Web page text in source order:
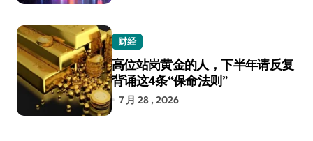
财经
高位站岗黄金的人，下半年请反复
背诵这4条“保命法则”
7 月 28 , 2026